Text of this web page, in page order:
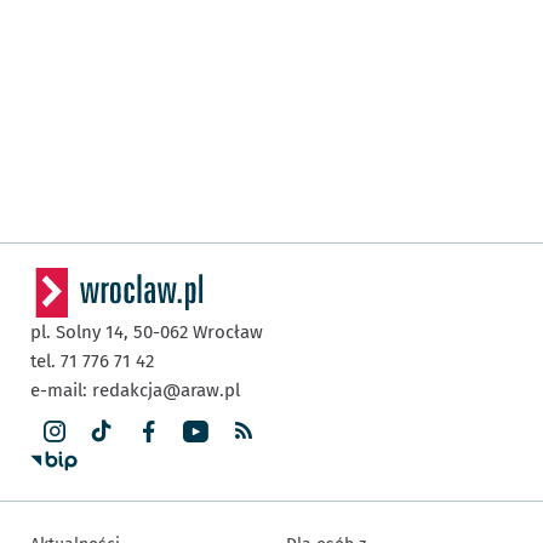
pl. Solny 14, 50-062 Wrocław
tel. 71 776 71 42
e-mail: redakcja@araw.pl